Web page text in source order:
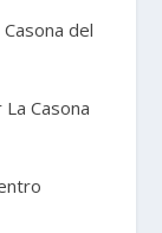
del
Casona